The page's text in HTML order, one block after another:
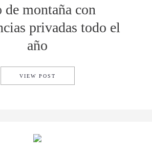
montaña con
privadas todo el
año
VIEW POST